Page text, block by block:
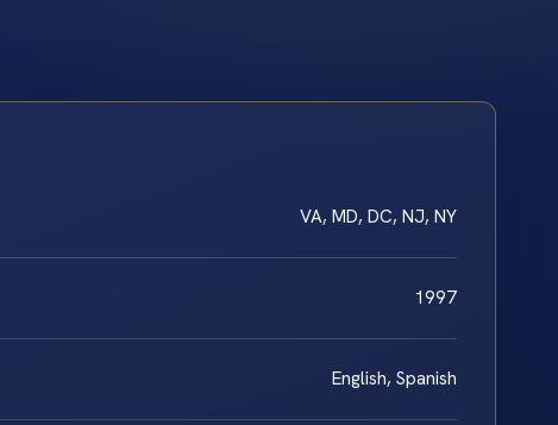
VA, MD, DC, NJ, NY
1997
English, Spanish